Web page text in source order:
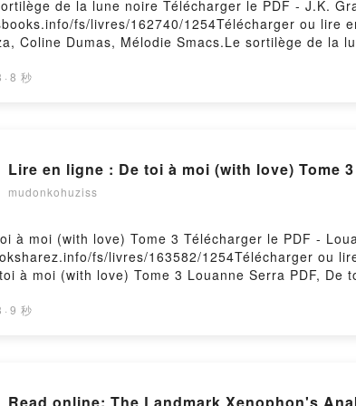
de la lune noire Télécharger le PDF - J.K.
fs/livres/162740/1254Télécharger ou lire
Coline Dumas, Mélodie Smacs.Le sortilège de la
en ligne , Le sortilège de la lune noire J.K. Gras,
· 8 秒
Lire en ligne : De toi à moi (with love) Tome 3
mudonkohuziss
à moi (with love) Tome 3 Télécharger le PDF -
fs/livres/163582/1254Télécharger ou
à moi (with love) Tome 3 Louanne Serra PDF,
Tome 3 Louanne Serra Kindle, De toi à moi
· 9 秒